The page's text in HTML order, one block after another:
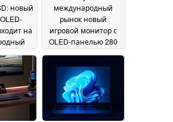
новый
на
14 May 2026
международный
рынок новый
игровой монитор с
OLED-панелью 280
13 May
2026